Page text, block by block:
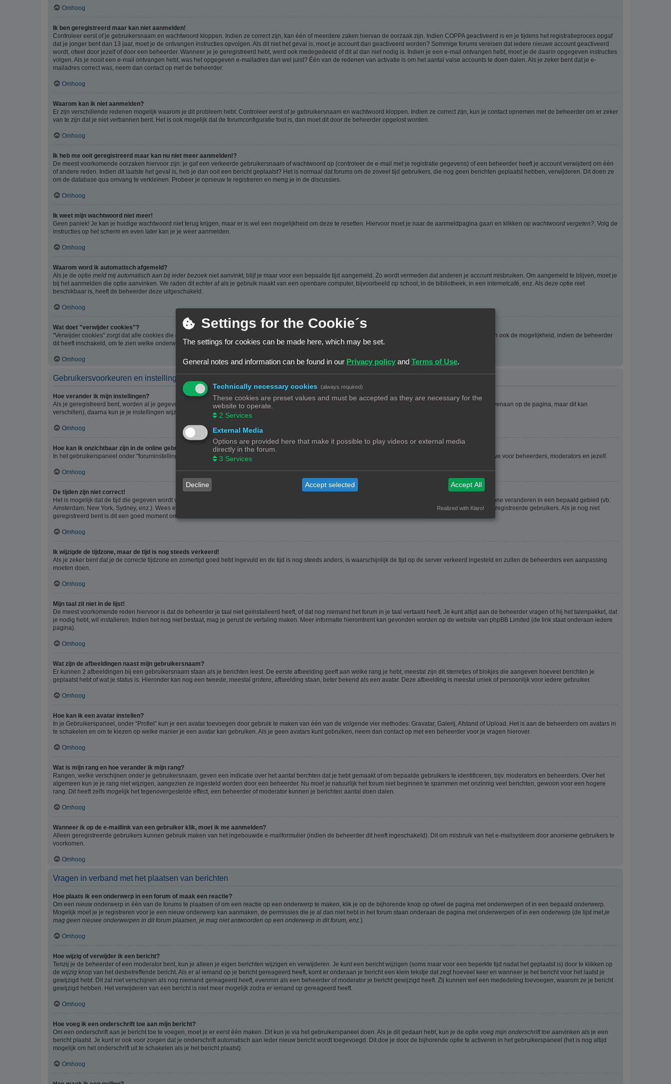
Omhoog
Ik ben geregistreerd maar kan niet aanmelden!
Controleer eerst of je gebruikersnaam en wachtwoord kloppen. Indien ze correct zijn, kan één of meerdere zaken hiervan de oorzaak zijn. Indien COPPA geactiveerd is en je tijdens het registratieproces opgaf
dat je jonger bent dan 13 jaar, moet je de ontvangen instructies opvolgen. Als dit niet het geval is, moet je account dan geactiveerd worden? Sommige forums vereisen dat iedere nieuwe account geactiveerd
wordt, ofwel door jezelf of door een beheerder. Wanneer je je geregistreerd hebt, werd ook medegedeeld of dit al dan niet nodig is. Indien je een e-mail ontvangen hebt, moet je de daarin opgegeven instructies
volgen. Als je nooit een e-mail ontvangen hebt, was het opgegeven e-mailadres dan wel juist? Één van de redenen van activatie is om het aantal valse accounts te doen dalen. Als je zeker bent dat je e-
mailadres correct was, neem dan contact op met de beheerder.
Omhoog
Waarom kan ik niet aanmelden?
Er zijn verschillende redenen mogelijk waarom je dit probleem hebt. Controleer eerst of je gebruikersnaam en wachtwoord kloppen. Indien ze correct zijn, kun je contact opnemen met de beheerder om er zeker
van te zijn dat je niet verbannen bent. Het is ook mogelijk dat de forumconfiguratie fout is, dan moet dit door de beheerder opgelost worden.
Omhoog
Ik heb me ooit geregistreerd maar kan nu niet meer aanmelden!?
De meest voorkomende oorzaken hiervoor zijn: je gaf een verkeerde gebruikersnaam of wachtwoord op (controleer de e-mail met je registratie gegevens) of een beheerder heeft je account verwijderd om één
of andere reden. Indien dit laatste het geval is, heb je dan ooit een bericht geplaatst? Het is normaal dat forums om de zoveel tijd gebruikers, die nog geen berichten geplaatst hebben, verwijderen. Dit doen ze
om de database qua omvang te verkleinen. Probeer je opnieuw te registreren en meng je in de discussies.
Omhoog
Ik weet mijn wachtwoord niet meer!
Geen paniek! Je kan je huidige wachtwoord niet terug krijgen, maar er is wel een mogelijkheid om deze te resetten. Hiervoor moet je naar de aanmeldpagina gaan en klikken op wachtwoord vergeten?. Volg de
instructies op het scherm en even later kan je je weer aanmelden.
Omhoog
Waarom word ik automatisch afgemeld?
Als je de optie meld mij automatisch aan bij ieder bezoek niet aanvinkt, blijf je maar voor een bepaalde tijd aangemeld. Zo wordt vermeden dat anderen je account misbruiken. Om aangemeld te blijven, moet je
bij het aanmelden die optie aanvinken. We raden dit echter af als je gebruik maakt van een openbare computer, bijvoorbeeld op school, in de bibliotheek, in een internetcafé, enz. Als deze optie niet
beschikbaar is, heeft de beheerder deze uitgeschakeld.
Omhoog
Wat doet "verwijder cookies"?
"Verwijder cookies" zorgt dat alle cookies die door phpBB3 zijn aangemaakt, weer verwijderd worden. Deze cookies zorgen ervoor dat je aangemeld wordt en geven ook de mogelijkheid, indien de beheerder
dit heeft inschakeld, om te zien welke onderwerpen je al gelezen hebt.
Omhoog
Gebruikersvoorkeuren en instellingen
Hoe verander ik mijn instellingen?
Als je geregistreerd bent, worden al je gegevens opgeslagen in de database. Om ze te wijzigen moet je op de
link klikken (deze staat meestal bovenaan op de pagina, maar dit kan
verschillen), daarna kun je je instellingen wijzigen.
Omhoog
Hoe kan ik onzichtbaar zijn in de online gebruikers lijst?
In het gebruikerspaneel onder "foruminstellingen", vind je de optie Verberg mijn online status . Als je deze optie activeert zul je onzichtbaar zijn voor iedereen, behalve voor beheerders, moderators en jezelf.
Omhoog
De tijden zijn niet correct!
Het is mogelijk dat de tijd die gegeven wordt van een andere tijdzone is dan waarin jij woont. Als dit het geval is, moet je naar het gebruikerspaneel gaan en je tijdzone veranderen in een bepaald gebied (vb:
Amsterdam, New York, Sydney, enz.). Wees er bewust van dat het veranderen van de tijdzone, zoals de meeste instellingen, alleen gedaan kunnen worden door geregistreerde gebruikers. Als je nog niet
geregistreerd bent is dit een goed moment om dit te doen.
Omhoog
Ik wijzigde de tijdzone, maar de tijd is nog steeds verkeerd!
Als je zeker bent dat je de correcte tijdzone en zomertijd goed hebt ingevuld en de tijd is nog steeds anders, is waarschijnlijk de tijd op de server verkeerd ingesteld en zullen de beheerders een aanpassing
moeten doen.
Omhoog
Mijn taal zit niet in de lijst!
De meest voorkomende reden hiervoor is dat de beheerder je taal niet geïnstalleerd heeft, of dat nog niemand het forum in je taal vertaald heeft. Je kunt altijd aan de beheerder vragen of hij het talenpakket, dat
je nodig hebt, wil installeren. Indien het nog niet bestaat, mag je gerust de vertaling maken. Meer informatie hieromtrent kan gevonden worden op de website van phpBB Limited (de link staat onderaan iedere
pagina).
Omhoog
Wat zijn de afbeeldingen naast mijn gebruikersnaam?
Er kunnen 2 afbeeldingen bij een gebruikersnaam staan als je berichten leest. De eerste afbeelding geeft aan welke rang je hebt, meestal zijn dit sterretjes of blokjes die aangeven hoeveel berichten je
geplaatst hebt of wat je status is. Hieronder kan nog een tweede, meestal grotere, afbeelding staan, beter bekend als een avatar. Deze afbeelding is meestal uniek of persoonlijk voor iedere gebruiker.
Omhoog
Hoe kan ik een avatar instellen?
In je Gebruikerspaneel, onder “Profiel” kun je een avatar toevoegen door gebruik te maken van één van de volgende vier methodes: Gravatar, Galerij, Afstand of Upload. Het is aan de beheerders om avatars in
te schakelen en om te kiezen op welke manier je een avatar kan gebruiken. Als je geen avatars kunt gebruiken, neem dan contact op met een beheerder voor je vragen hierover.
Omhoog
Wat is mijn rang en hoe verander ik mijn rang?
Rangen, welke verschijnen onder je gebruikersnaam, geven een indicatie over het aantal berchten dat je hebt gemaakt of om bepaalde gebruikers te identificeren, bijv. moderators en beheerders. Over het
algemeen kun je je rang niet wijzigen, aangezien ze ingesteld worden door een beheerder. Nu moet je natuurlijk het forum niet beginnen te spammen met onzinnig veel berichten, gewoon voor een hogere
rang. Dit heeft zelfs mogelijk het tegenovergestelde effect, een beheerder of moderator kunnen je berichten aantal doen dalen.
Omhoog
Wanneer ik op de e-maillink van een gebruiker klik, moet ik me aanmelden?
Alleen geregistreerde gebruikers kunnen gebruik maken van het ingebouwde e-mailformulier (indien de beheerder dit heeft ingeschakeld). Dit om misbruik van het e-mailsysteem door anonieme gebruikers te
voorkomen.
Omhoog
Vragen in verband met het plaatsen van berichten
Hoe plaats ik een onderwerp in een forum of maak een reactie?
Om een nieuw onderwerp in één van de forums te plaatsen of om een reactie op een onderwerp te maken, klik je op de bijhorende knop op ofwel de pagina met onderwerpen of in een bepaald onderwerp.
Mogelijk moet je je registreren voor je een nieuw onderwerp kan aanmaken, de permissies die je al dan niet hebt in het forum staan onderaan de pagina met onderwerpen of in een onderwerp (de lijst met je
mag geen nieuwe onderwerpen in dit forum plaatsen, je mag niet antwoorden op een onderwerp in dit forum, enz.).
Omhoog
Hoe wijzig of verwijder ik een bericht?
Tenzij je de beheerder of een moderator bent, kun je alleen je eigen berichten wijzigen en verwijderen. Je kunt een bericht wijzigen (soms maar voor een beperkte tijd nadat het geplaatst is) door te klikken op
de wijzig knop van het desbetreffende bericht. Als er al iemand op je bericht gereageerd heeft, komt er onderaan je bericht een klein tekstje dat zegt hoeveel keer en wanneer je het bericht voor het laatst je
gewijzigd hebt. Dit zal niet verschijnen als nog niemand gereageerd heeft, evenmin als een beheerder of moderator je bericht gewijzigd heeft. Zij kunnen wel een mededeling toevoegen, waarom ze je bericht
gewijzigd hebben. Het verwijderen van een bericht is niet meer mogelijk zodra er iemand op gereageerd heeft.
Omhoog
Hoe voeg ik een onderschrift toe aan mijn bericht?
Om een onderschrift aan je bericht toe te voegen, moet je er eerst één maken. Dit kun je via het gebruikerspaneel doen. Als je dit gedaan hebt, kun je de optie voeg mijn onderschrift toe aanvinken als je een
bericht plaatst. Je kunt er ook voor zorgen dat je onderschrift automatisch aan ieder nieuw bericht wordt toegevoegd. Dit doe je door de bijhorende optie te activeren in het gebruikerspaneel (het is nog altijd
mogelijk om het onderschrift uit te schakelen als je het bericht plaatst).
Omhoog
Settings for the Cookie´s
The settings for cookies can be made here, which may be set.
General notes and information can be found in our Privacy policy and Terms of Use.
Technically necessary cookies (always required)
These cookies are preset values and must be accepted as they are necessary for the
website to operate.
2 Services
External Media
Options are provided here that make it possible to play videos or external media
directly in the forum.
3 Services
Decline Accept selected Accept All
Realized with Klaro!